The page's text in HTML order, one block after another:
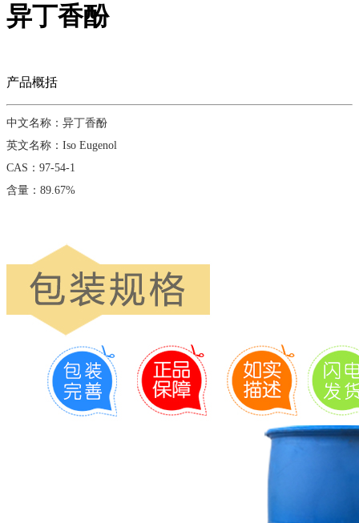
异丁香酚
产品概括
中文名称：异丁香酚
英文名称：Iso Eugenol
CAS：97-54-1
含量：89.67%